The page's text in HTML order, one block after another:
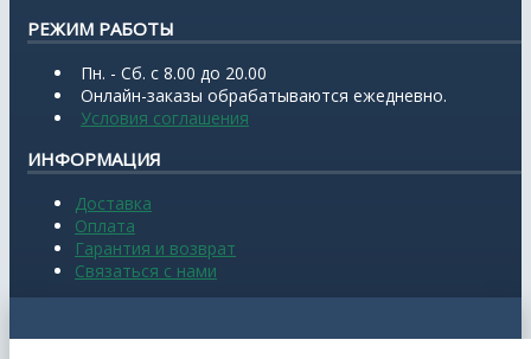
РЕЖИМ РАБОТЫ
Пн. - Сб. с 8.00 до 20.00
Онлайн-заказы обрабатываются ежедневно.
Условия соглашения
ИНФОРМАЦИЯ
Доставка
Оплата
Гарантия и возврат
Связаться с нами